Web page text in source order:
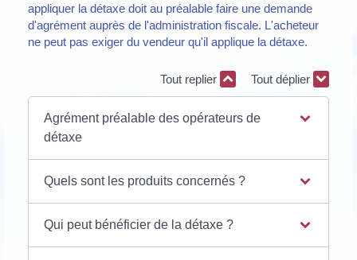
appliquer la détaxe doit au préalable faire une demande
d'agrément auprès de l'administration fiscale. L'acheteur
ne peut pas exiger du vendeur qu'il applique la détaxe.
Tout replier Tout déplier
Agrément préalable des opérateurs de
détaxe
Quels sont les produits concernés ?
Qui peut bénéficier de la détaxe ?